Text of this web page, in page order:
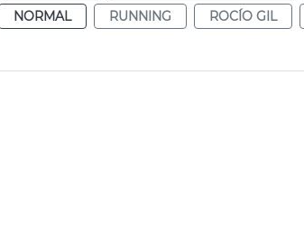
NORMAL RUNNING ROCÍO GIL